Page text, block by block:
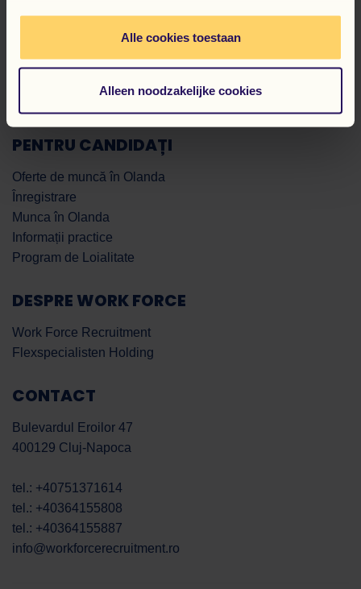
Alle cookies toestaan
Alleen noodzakelijke cookies
PENTRU CANDIDAȚI
Oferte de muncă în Olanda
Înregistrare
Munca în Olanda
Informații practice
Program de Loialitate
DESPRE WORK FORCE
Work Force Recruitment
Flexspecialisten Holding
CONTACT
Bulevardul Eroilor 47
400129 Cluj-Napoca
tel.: +40751371614
tel.: +40364155808
tel.: +40364155887
info@workforcerecruitment.ro